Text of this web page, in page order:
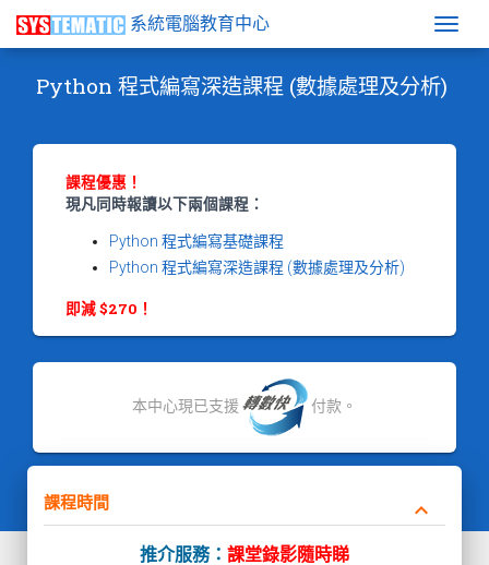
系統電腦教育中心
Python 程式編寫深造課程 (數據處理及分析)
課程優惠！
現凡同時報讀以下兩個課程：
Python 程式編寫基礎課程
Python 程式編寫深造課程 (數據處理及分析)
即減 $270！
本中心現已支援 付款。
課程時間 keyboard_arrow_down
推介服務： 課堂錄影隨時睇